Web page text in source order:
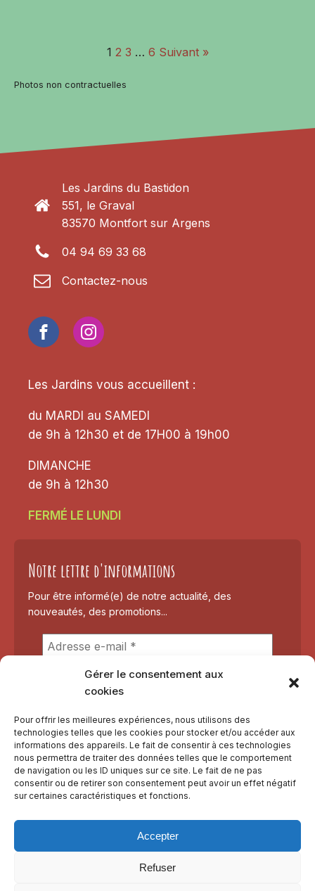
Gérer le consentement aux
cookies
Pour offrir les meilleures expériences, nous utilisons des
technologies telles que les cookies pour stocker et/ou accéder aux
informations des appareils. Le fait de consentir à ces technologies
nous permettra de traiter des données telles que le comportement
de navigation ou les ID uniques sur ce site. Le fait de ne pas
consentir ou de retirer son consentement peut avoir un effet négatif
sur certaines caractéristiques et fonctions.
Accepter
Refuser
1 2 3 … 6 Suivant »
Photos non contractuelles
Les Jardins du Bastidon
551, le Graval
83570 Montfort sur Argens
04 94 69 33 68
Contactez-nous
Les Jardins vous accueillent :
du MARDI au SAMEDI
de 9h à 12h30 et de 17H00 à 19h00
DIMANCHE
de 9h à 12h30
FERMÉ LE LUNDI
Notre lettre d'informations
Pour être informé(e) de notre actualité, des
nouveautés, des promotions...
Nous faisons tout pour respecter votre vie privée et éviter le